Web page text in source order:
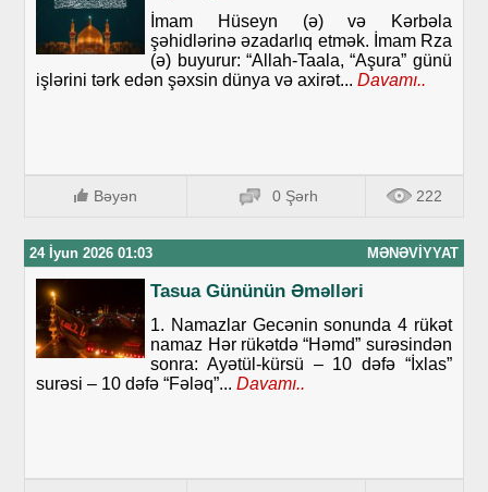
İmam Hüseyn (ə) və Kərbəla
şəhidlərinə əzadarlıq etmək. İmam Rza
(ə) buyurur: “Allah-Taala, “Aşura” günü
işlərini tərk edən şəxsin dünya və axirət... Davamı..
Bəyən 0 Şərh 222
24 İyun 2026 01:03 MƏNƏVIYYAT
Tasua Gününün Əməlləri
1. Namazlar Gecənin sonunda 4 rükət
namaz Hər rükətdə “Həmd” surəsindən
sonra: Ayətül-kürsü – 10 dəfə “İxlas”
surəsi – 10 dəfə “Fələq”... Davamı..